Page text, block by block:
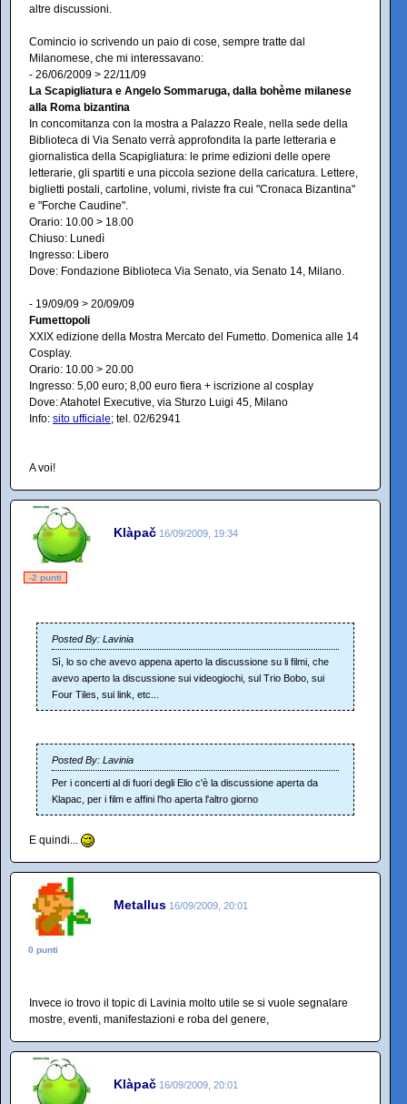
altre discussioni.
Comincio io scrivendo un paio di cose, sempre tratte dal
Milanomese, che mi interessavano:
- 26/06/2009 > 22/11/09
La Scapigliatura e Angelo Sommaruga, dalla bohème milanese
alla Roma bizantina
In concomitanza con la mostra a Palazzo Reale, nella sede della
Biblioteca di Via Senato verrà approfondita la parte letteraria e
giornalistica della Scapigliatura: le prime edizioni delle opere
letterarie, gli spartiti e una piccola sezione della caricatura. Lettere,
biglietti postali, cartoline, volumi, riviste fra cui "Cronaca Bizantina"
e "Forche Caudine".
Orario: 10.00 > 18.00
Chiuso: Lunedì
Ingresso: Libero
Dove: Fondazione Biblioteca Via Senato, via Senato 14, Milano.
- 19/09/09 > 20/09/09
Fumettopoli
XXIX edizione della Mostra Mercato del Fumetto. Domenica alle 14
Cosplay.
Orario: 10.00 > 20.00
Ingresso: 5,00 euro; 8,00 euro fiera + iscrizione al cosplay
Dove: Atahotel Executive, via Sturzo Luigi 45, Milano
Info: sito ufficiale; tel. 02/62941
A voi!
Klàpač 16/09/2009, 19:34
-2 punti
Posted By: Lavinia
Sì, lo so che avevo appena aperto la discussione su li filmi, che
avevo aperto la discussione sui videogiochi, sul Trio Bobo, sui
Four Tiles, sui link, etc...
Posted By: Lavinia
Per i concerti al di fuori degli Elio c'è la discussione aperta da
Klapac, per i film e affini l'ho aperta l'altro giorno
E quindi...
Metallus 16/09/2009, 20:01
0 punti
Invece io trovo il topic di Lavinia molto utile se si vuole segnalare
mostre, eventi, manifestazioni e roba del genere,
Klàpač 16/09/2009, 20:01